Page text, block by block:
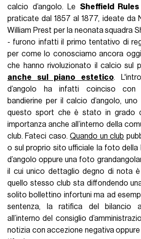
calcio d’angolo. Le Sheffield Rules
praticate dal 1857 al 1877, ideate da
William Prest per la neonata squadra
- furono infatti il primo tentativo di
per come lo conosciamo ancora
che hanno rivoluzionato il calcio sul
anche sul piano estetico.
d’angolo ha infatti coinciso con
bandierine per il calcio d’angolo,
questo sport che è stato in grado
importanza anche all’interno della
club. Fateci caso.Quando un club
o sul proprio sito ufficiale la foto della
d’angolo oppure una foto
il cui unico dettaglio degno di nota è
quello stesso club sta diffondendo
solito bollettino infortuni ma ad
sentenza, la ratifica del bilancio
all’interno del consiglio
notizia con accezione negativa